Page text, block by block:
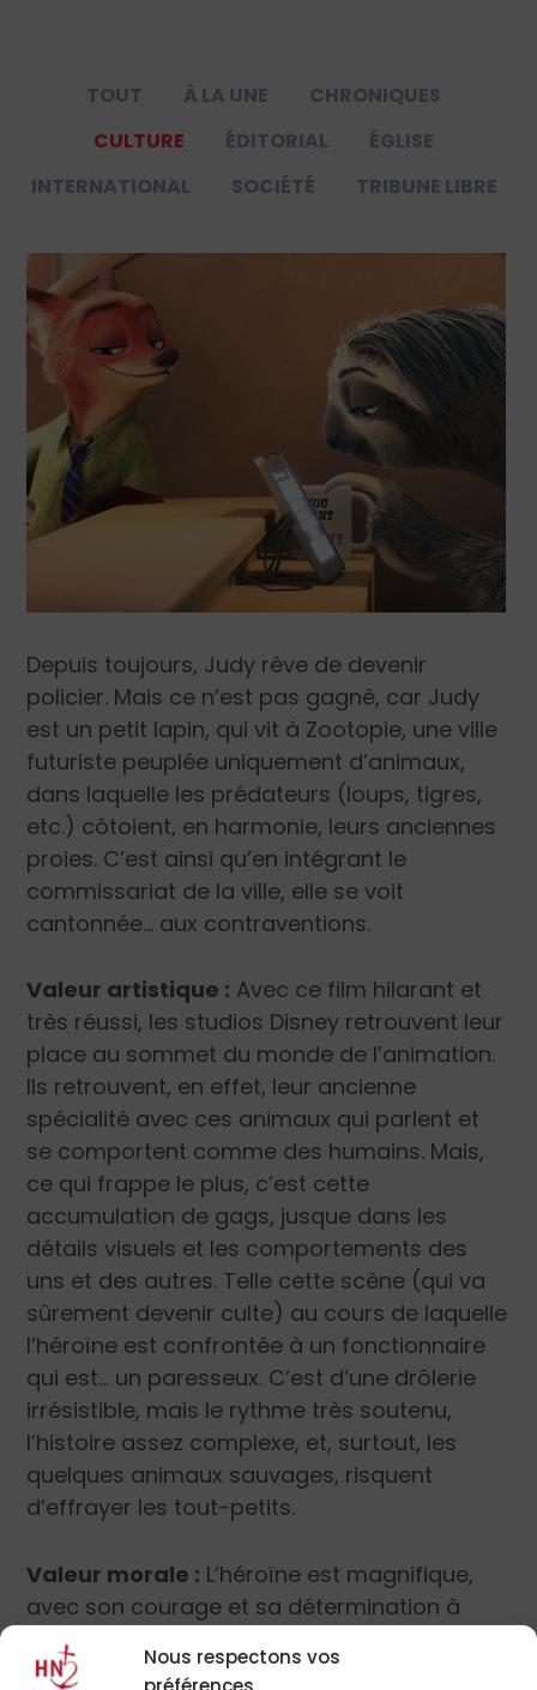
Nous respectons vos
TOUT À LA UNE
CHRONIQUES
CULTURE
ÉDITORIAL
ÉGLISE
INTERNATIONAL
SOCIÉTÉ TRIBUNE LIBRE
Depuis toujours, Judy rêve de devenir
policier. Mais ce n’est pas gagné, car Judy
est un petit lapin, qui vit à Zootopie, une ville
futuriste peuplée uniquement d’animaux,
dans laquelle les prédateurs (loups, tigres,
etc.) côtoient, en harmonie, leurs anciennes
proies. C’est ainsi qu’en intégrant le
commissariat de la ville, elle se voit
cantonnée… aux contraventions.
Valeur artistique : Avec ce film hilarant et
très réussi, les studios Disney retrouvent leur
place au sommet du monde de l’animation.
Ils retrouvent, en effet, leur ancienne
spécialité avec ces animaux qui parlent et
se comportent comme des humains. Mais,
ce qui frappe le plus, c’est cette
accumulation de gags, jusque dans les
détails visuels et les comportements des
uns et des autres. Telle cette scène (qui va
sûrement devenir culte) au cours de laquelle
l’héroïne est confrontée à un fonctionnaire
qui est… un paresseux. C’est d’une drôlerie
irrésistible, mais le rythme très soutenu,
l’histoire assez complexe, et, surtout, les
quelques animaux sauvages, risquent
d’effrayer les tout-petits.
Valeur morale : L’héroïne est magnifique,
avec son courage et sa détermination à
obtenir ce dont elle rêve depuis toujours. Ce
film hilarant est également un beau